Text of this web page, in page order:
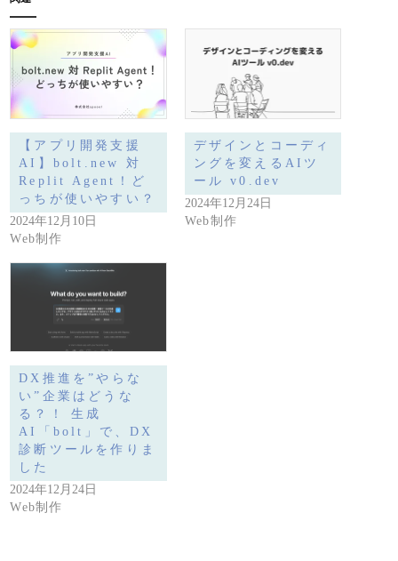
【アプリ開発支援
AI】bolt.new 対
Replit Agent！ど
っちが使いやすい？
2024年12月10日
Web制作
デザインとコーディ
ングを変えるAIツ
ール v0.dev
2024年12月24日
Web制作
DX推進を”やらな
い”企業はどうな
る？！ 生成
AI「bolt」で、DX
診断ツールを作りま
した
2024年12月24日
Web制作